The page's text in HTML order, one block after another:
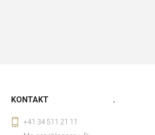
KONTAKT
+41 34 511 21 11
.